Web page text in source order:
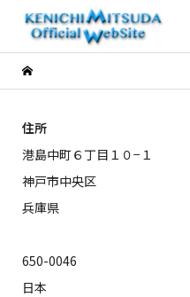
住所
港島中町６丁目１０−１
神戸市中央区
兵庫県
650-0046
日本